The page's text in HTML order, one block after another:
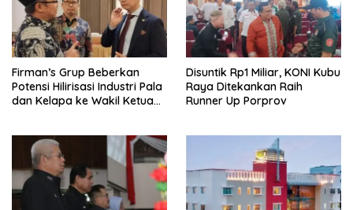
Firman’s Grup Beberkan
Potensi Hilirisasi Industri Pala
dan Kelapa ke Wakil Ketua
Disuntik Rp1 Miliar, KONI Kubu
Raya Ditekankan Raih
Runner Up Porprov